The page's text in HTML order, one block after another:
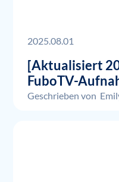
2025.08.01
[Aktualisiert
FuboTV-
herunter?
Geschrieben von